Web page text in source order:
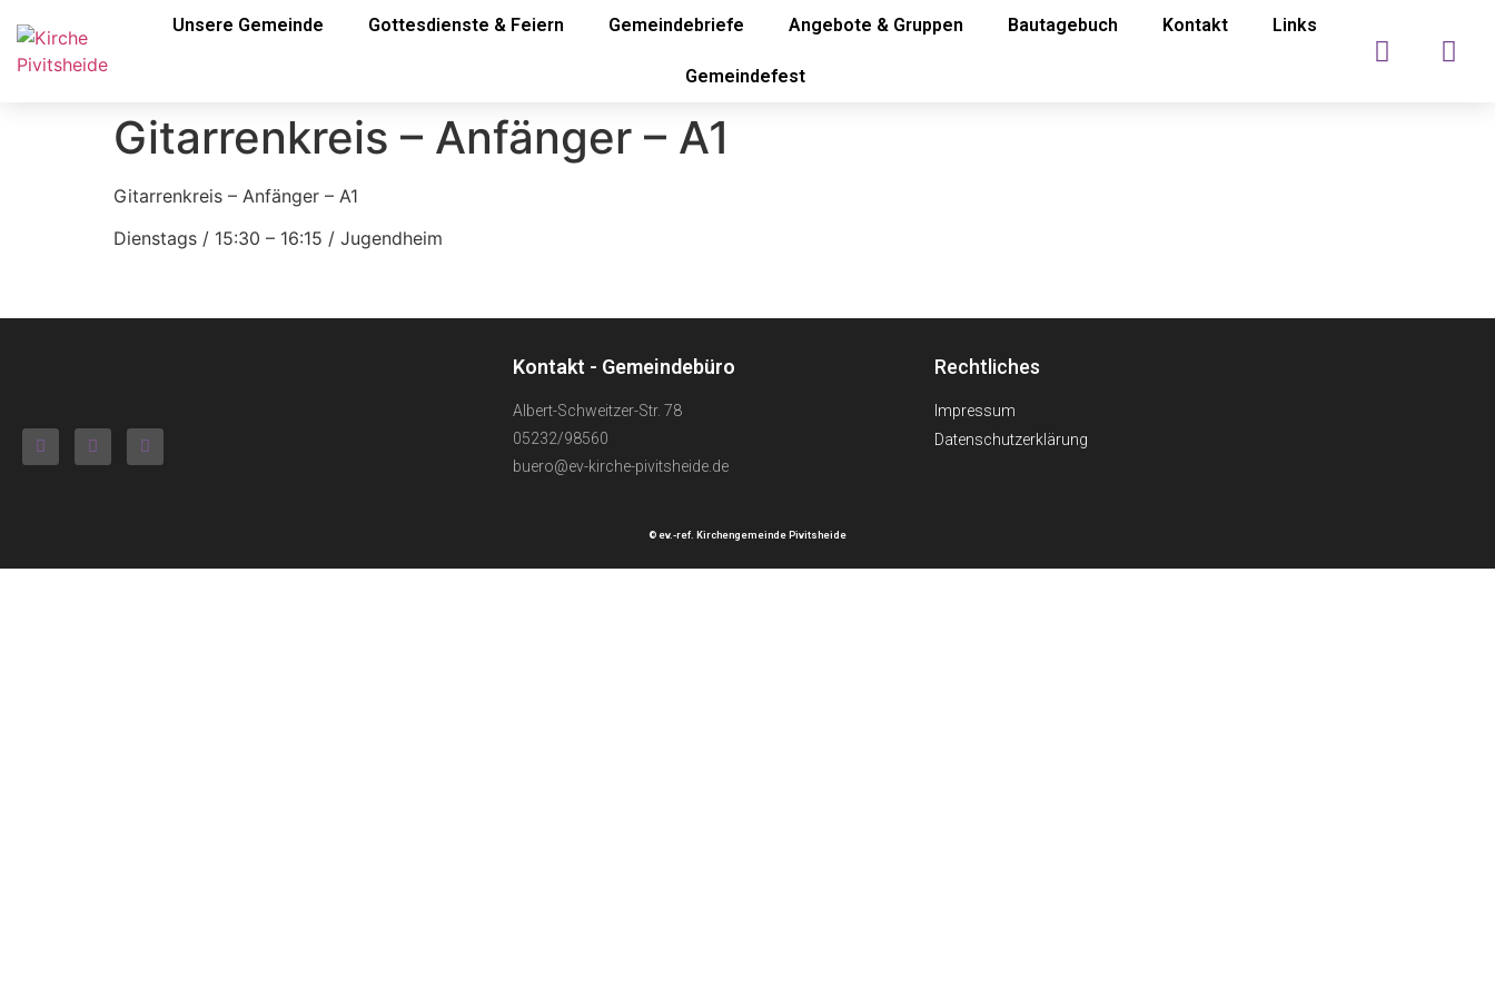
Unsere Gemeinde Gottesdienste & Feiern Gemeindebriefe Angebote & Gruppen Bautagebuch Kontakt Links
Gemeindefest
Gitarrenkreis – Anfänger – A1
Gitarrenkreis – Anfänger – A1
Dienstags / 15:30 – 16:15 / Jugendheim
Kontakt - Gemeindebüro
Albert-Schweitzer-Str. 78
05232/98560
buero@ev-kirche-pivitsheide.de
Rechtliches
Impressum
Datenschutzerklärung
© ev.-ref. Kirchengemeinde Pivitsheide